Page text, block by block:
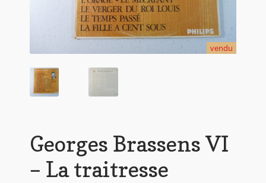
enfant
vendu
Georges Brassens VI
– La traitresse